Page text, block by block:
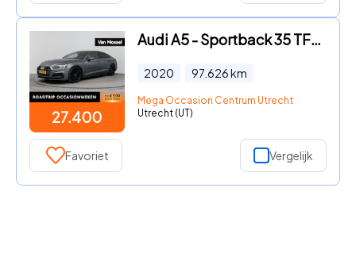
27.400
Audi A5 - Sportback 35 TFSI Sport S-line edition | Navigatie | Climate
2020 97.626km
Mega Occasion Centrum Utrecht
Utrecht (UT)
Favoriet Vergelijk